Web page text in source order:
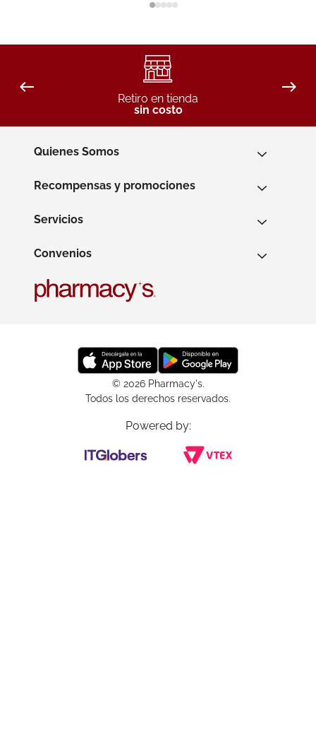
Retiro en tienda
sin costo
Quienes Somos
Recompensas y promociones
Servicios
Convenios
© 2026 Pharmacy's.
Todos los derechos reservados.
Powered by: